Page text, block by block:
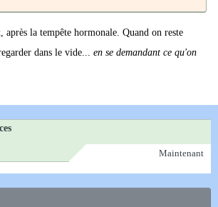
après la tempête hormonale. Quand on reste
dans le vide... en se demandant ce qu'on
Maintenant